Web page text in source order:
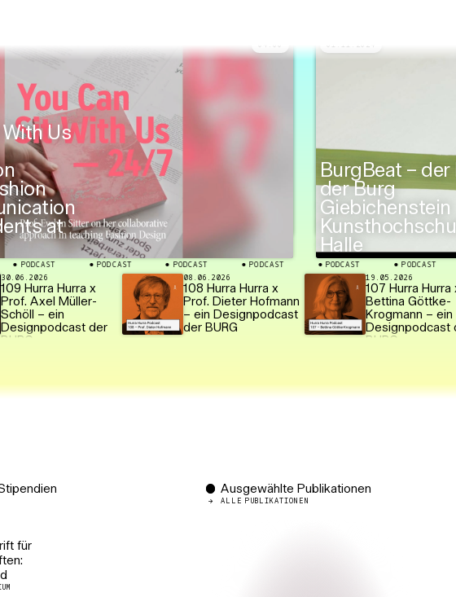
Klasse Malerei/
in der Glashütte
Harzkristall
04 00
With Us
at
01.11.2024
BurgBeat – der
der Burg
Giebichenstein
Halle
PODCAST PODCAST PODCAST PODCAST PODCAST PODCAST
109 Hurra Hurra x
Prof. Axel Müller-
Schöll – ein
Designpodcast der
BURG
30.06.2026
108 Hurra Hurra x
Prof. Dieter Hofmann
– ein Designpodcast
der BURG
08.06.2026
107 Hurra Hurra
Bettina Göttke-
Krogmann – ein
Designpodcast
BURG
19.05.2026
für
Ausgewählte Publikationen
ALLE PUBLIKATIONEN